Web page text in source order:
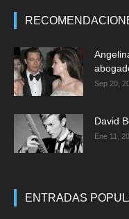
Sep 20,
David
Ene 11,
ENTRADAS